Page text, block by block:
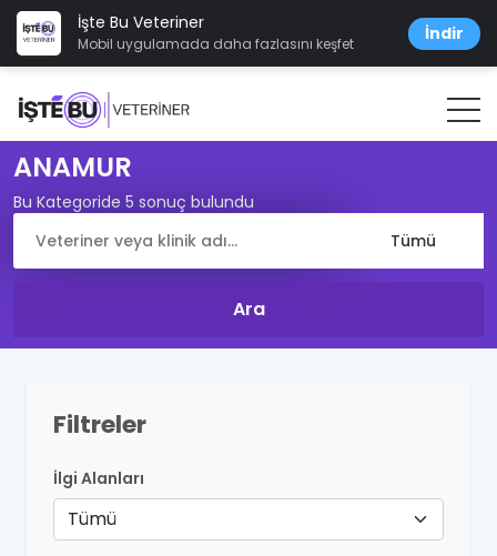
İşte Bu Veteriner
Mobil uygulamada daha fazlasını keşfet İndir
ANAMUR
Bu Kategoride 5 sonuç bulundu
Filtreler
İlgi Alanları
Tümü